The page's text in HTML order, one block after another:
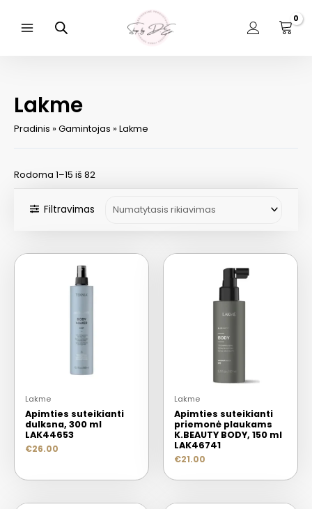
turinio
Lakme
Pradinis » Gamintojas » Lakme
Rodoma 1–15 iš 82
Filtravimas
Lakme
Apimties suteikianti
dulksna, 300 ml
LAK44653
€26.00
Lakme
Apimties suteikianti
priemonė plaukams
K.BEAUTY BODY, 150 ml
LAK46741
€21.00